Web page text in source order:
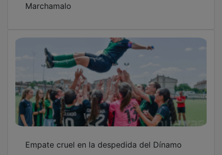
Marchamalo
Empate cruel en la despedida del Dínamo